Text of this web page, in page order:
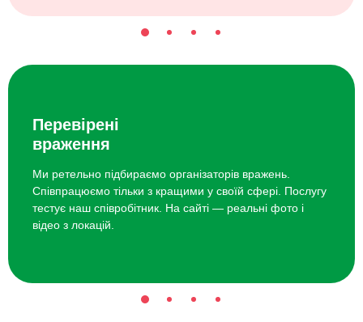
Перевірені
враження
Ми ретельно підбираємо організаторів вражень.
Співпрацюємо тільки з кращими у своїй сфері. Послугу
тестує наш співробітник. На сайті — реальні фото і
відео з локацій.